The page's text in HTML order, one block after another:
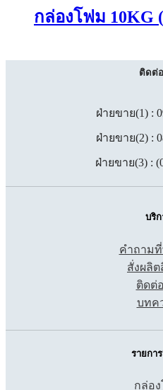
กล่องโฟม 10KG
ติดต่อ
ฝ่ายขาย(1) :
ฝ่ายขาย(2) :
ฝ่ายขาย(3) :
บริก
คำถาม
สั่งผลิ
ติดต่
บทค
รายกา
กล่อ